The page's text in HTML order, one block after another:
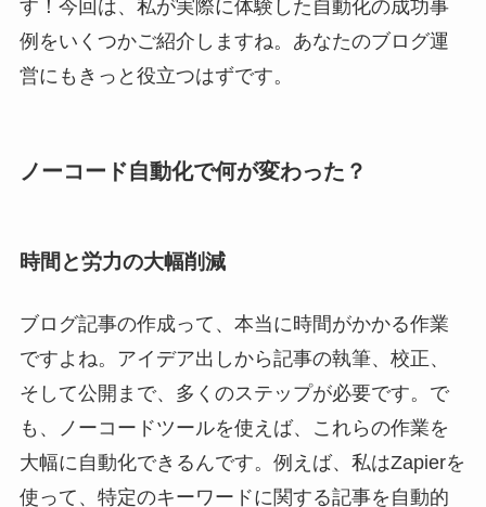
す！今回は、私が実際に体験した自動化の成功事
例をいくつかご紹介しますね。あなたのブログ運
営にもきっと役立つはずです。
ノーコード自動化で何が変わった？
時間と労力の大幅削減
ブログ記事の作成って、本当に時間がかかる作業
ですよね。アイデア出しから記事の執筆、校正、
そして公開まで、多くのステップが必要です。で
も、ノーコードツールを使えば、これらの作業を
大幅に自動化できるんです。例えば、私はZapierを
使って、特定のキーワードに関する記事を自動的